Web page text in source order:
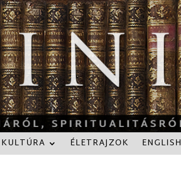
KULTÚRA ÉLETRAJZOK ENGLISH